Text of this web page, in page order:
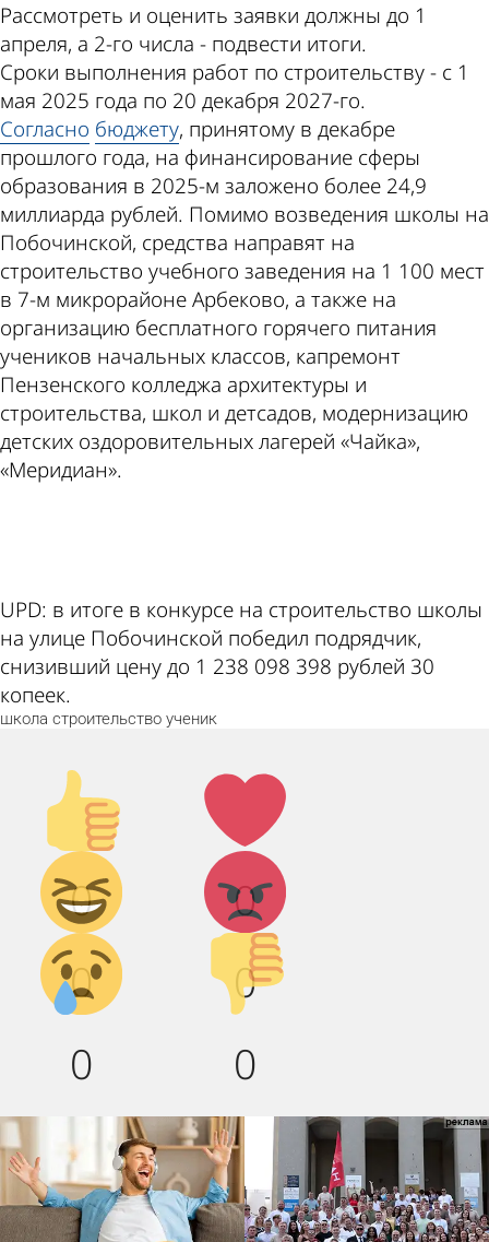
Рассмотреть и оценить заявки должны до 1
апреля, а 2-го числа - подвести итоги.
Сроки выполнения работ по строительству - с 1
мая 2025 года по 20 декабря 2027-го.
Согласно бюджету, принятому в декабре
прошлого года, на финансирование сферы
образования в 2025-м заложено более 24,9
миллиарда рублей. Помимо возведения школы на
Побочинской, средства направят на
строительство учебного заведения на 1 100 мест
в 7-м микрорайоне Арбеково, а также на
организацию бесплатного горячего питания
учеников начальных классов, капремонт
Пензенского колледжа архитектуры и
строительства, школ и детсадов, модернизацию
детских оздоровительных лагерей «Чайка»,
«Меридиан».
UPD: в итоге в конкурсе на строительство школы
на улице Побочинской победил подрядчик,
снизивший цену до 1 238 098 398 рублей 30
копеек.
школа строительство ученик
Палец
вверх!
0
Лайк!
0
Дикий
смех!
0
Агрессия!
0
Грусть :(
0
Палец
вниз!
0